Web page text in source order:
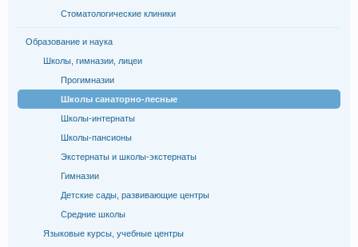
Стоматологические клиники
Образование и наука
Школы, гимназии, лицеи
Прогимназии
Школы санаторно-лесные
Школы-интернаты
Школы-пансионы
Экстернаты и школы-экстернаты
Гимназии
Детские сады, развивающие центры
Средние школы
Языковые курсы, учебные центры